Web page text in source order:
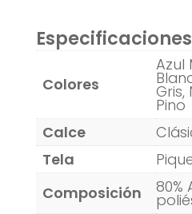
Colores
Azul
Gris,
Pino
Calce
Tela
Composición
80%